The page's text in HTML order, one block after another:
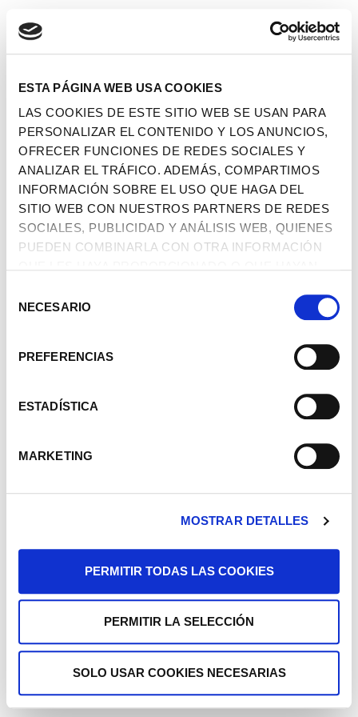
ESTA PÁGINA WEB USA COOKIES
LAS COOKIES DE ESTE SITIO WEB SE USAN PARA
PERSONALIZAR EL CONTENIDO Y LOS ANUNCIOS,
OFRECER FUNCIONES DE REDES SOCIALES Y
ANALIZAR EL TRÁFICO. ADEMÁS, COMPARTIMOS
INFORMACIÓN SOBRE EL USO QUE HAGA DEL
SITIO WEB CON NUESTROS PARTNERS DE REDES
SOCIALES, PUBLICIDAD Y ANÁLISIS WEB, QUIENES
PUEDEN COMBINARLA CON OTRA INFORMACIÓN
DE SUS SERVICIOS.
DENECESARIO
PREFERENCIAS
ESTADÍSTICA
MARKETING
MOSTRAR DETALLES
PERMITIR TODAS LAS COOKIES
PERMITIR LA SELECCIÓN
SOLO USAR COOKIES NECESARIAS